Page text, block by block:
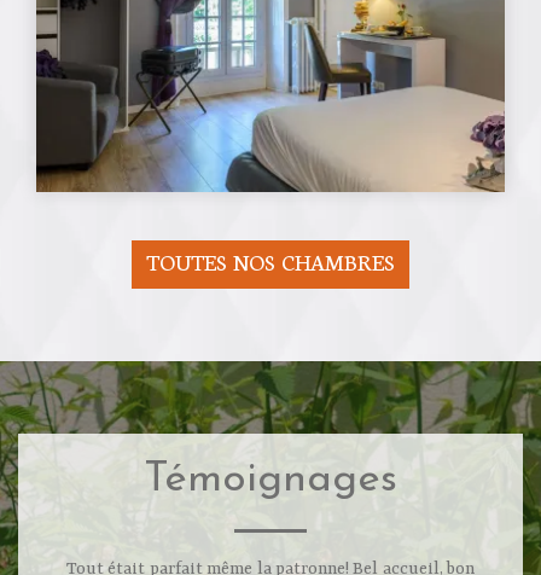
TOUTES NOS CHAMBRES
Témoignages
Tout était parfait même la patronne! Bel accueil, bon